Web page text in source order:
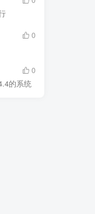
0
0
的系统